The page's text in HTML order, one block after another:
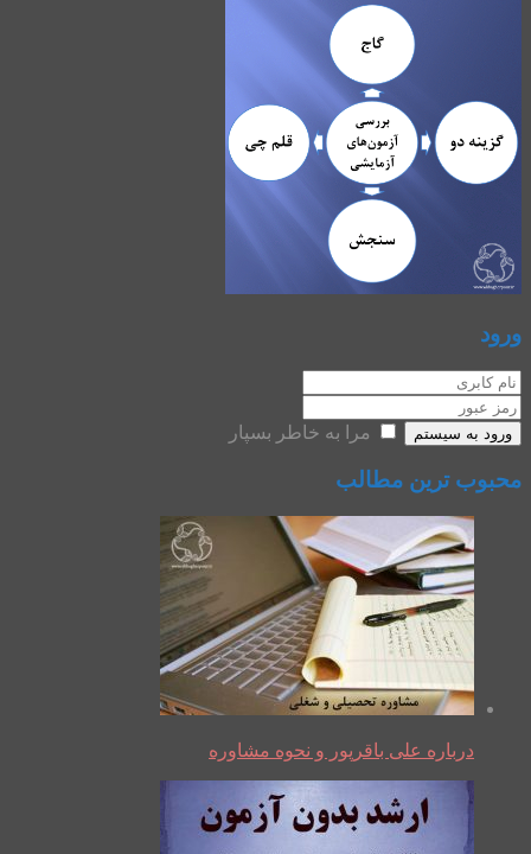
ورود
ورود به سیستم مرا به خاطر بسپار
محبوب ترین مطالب
درباره علی باقرپور و نحوه مشاوره